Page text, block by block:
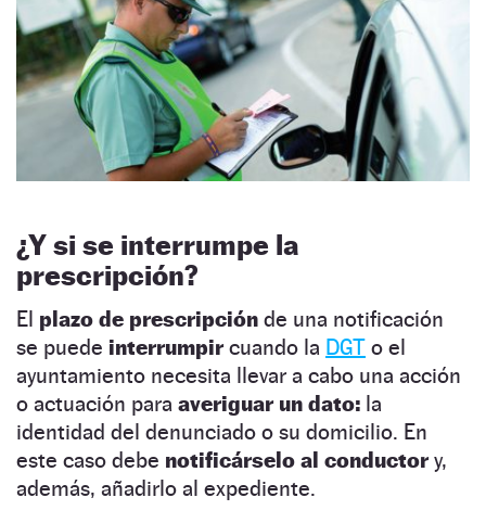
¿Y si se interrumpe la
prescripción?
El plazo de prescripción de una notificación
se puede interrumpircuando la DGT o el
ayuntamiento necesita llevar a cabo una acción
o actuación para averiguar un dato: la
identidad del denunciado o su domicilio. En
este caso debe notificárselo al conductory,
además, añadirlo al expediente.